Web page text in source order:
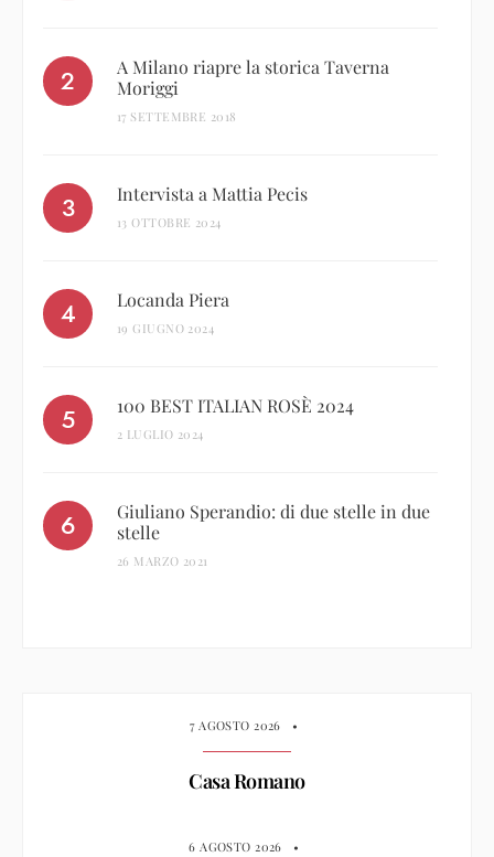
A Milano riapre la storica Taverna
Moriggi
17 SETTEMBRE 2018
Intervista a Mattia Pecis
13 OTTOBRE 2024
Locanda Piera
19 GIUGNO 2024
100 BEST ITALIAN ROSÈ 2024
2 LUGLIO 2024
Giuliano Sperandio: di due stelle in due
stelle
26 MARZO 2021
7 AGOSTO 2026 •
Casa Romano
6 AGOSTO 2026 •